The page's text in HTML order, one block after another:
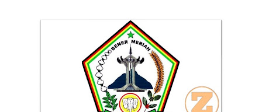
Cara Bayar Akulaku Lewat Gopay, Sangat Mudah Dan Tidak Ribet
Sama Sekali
7 Fakta Queen One Piece, All Star Yang Jadi Penanggung Jawab
Penjara Udon